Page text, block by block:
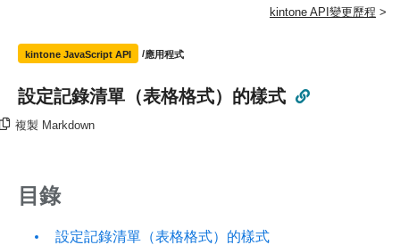
kintone API變更歷程
kintone JavaScript API 應用程式
設定記錄清單（表格格式）的樣式
複製 Markdown
目錄
設定記錄清單（表格格式）的樣式